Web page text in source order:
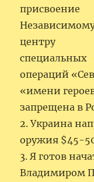
присвоение
центру
специальных
операций
«имени
запрещена в
2. Украина
оружия $45-
3. Я готов
Владимиром